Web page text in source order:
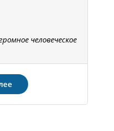
человеческое